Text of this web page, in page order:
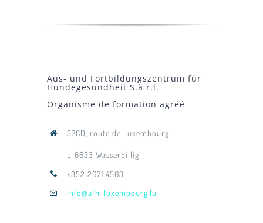
Aus- und Fortbildungszentrum für
Hundegesundheit S.à r.l.
Organisme de formation agréé
37CD, route de Luxembourg
L-6633 Wasserbillig
+352 2671 4503
info@afh-luxembourg.lu